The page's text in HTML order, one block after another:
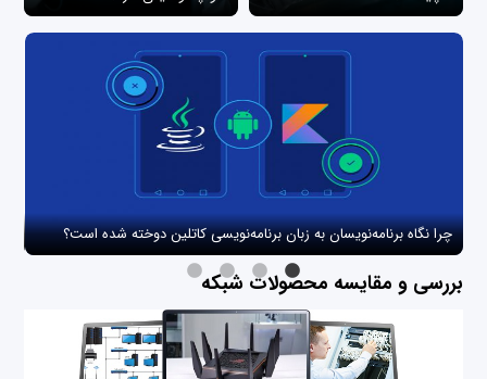
چرا نگاه برنامه‌نویسان به زبان برنامه‌نویسی کاتلین دوخته شده است؟
بررسی و مقایسه محصولات شبکه